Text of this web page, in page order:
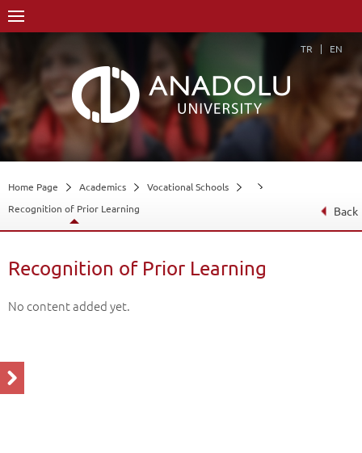
TR EN
Home Page Academics
Vocational Schools
Recognition of Prior Learning
Back
Recognition of Prior Learning
No content added yet.